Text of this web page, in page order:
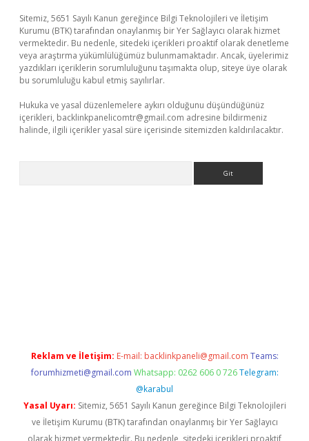
Sitemiz, 5651 Sayılı Kanun gereğince Bilgi Teknolojileri ve İletişim
Kurumu (BTK) tarafından onaylanmış bir Yer Sağlayıcı olarak hizmet
vermektedir. Bu nedenle, sitedeki içerikleri proaktif olarak denetleme
veya araştırma yükümlülüğümüz bulunmamaktadır. Ancak, üyelerimiz
yazdıkları içeriklerin sorumluluğunu taşımakta olup, siteye üye olarak
bu sorumluluğu kabul etmiş sayılırlar.
Hukuka ve yasal düzenlemelere aykırı olduğunu düşündüğünüz
içerikleri, backlinkpanelicomtr@gmail.com adresine bildirmeniz
halinde, ilgili içerikler yasal süre içerisinde sitemizden kaldırılacaktır.
Reklam ve İletişim: E-mail: backlinkpaneli@gmail.com Teams:
forumhizmeti@gmail.com Whatsapp: 0262 606 0 726 Telegram:
@karabul
Yasal Uyarı: Sitemiz, 5651 Sayılı Kanun gereğince Bilgi Teknolojileri
ve İletişim Kurumu (BTK) tarafından onaylanmış bir Yer Sağlayıcı
olarak hizmet vermektedir. Bu nedenle, sitedeki içerikleri proaktif